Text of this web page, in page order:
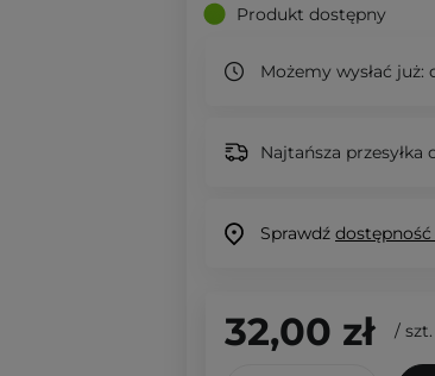
Produkt dostępny
Możemy wysłać już:
Najtańsza przesyłka
Sprawdź
32,00 zł / szt.